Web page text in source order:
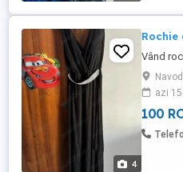
4
Rochie
Vând
azi
100